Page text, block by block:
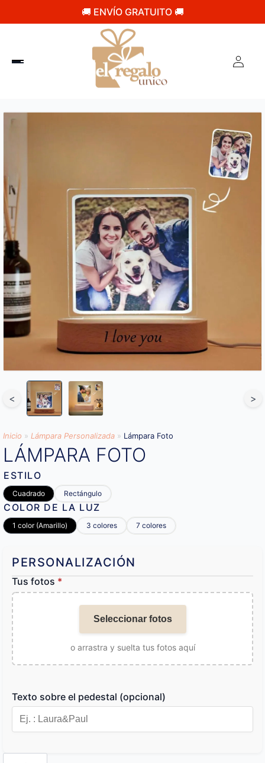
🚚 ENVÍO GRATUITO 🚚
< >
Inicio » Lámpara Personalizada » Lámpara Foto
LÁMPARA FOTO
ESTILO
Cuadrado Rectángulo
COLOR DE LA LUZ
1 color (Amarillo) 3 colores 7 colores
PERSONALIZACIÓN
Tus fotos *
Seleccionar fotos
o arrastra y suelta tus fotos aquí
Texto sobre el pedestal (opcional)
Lámpara